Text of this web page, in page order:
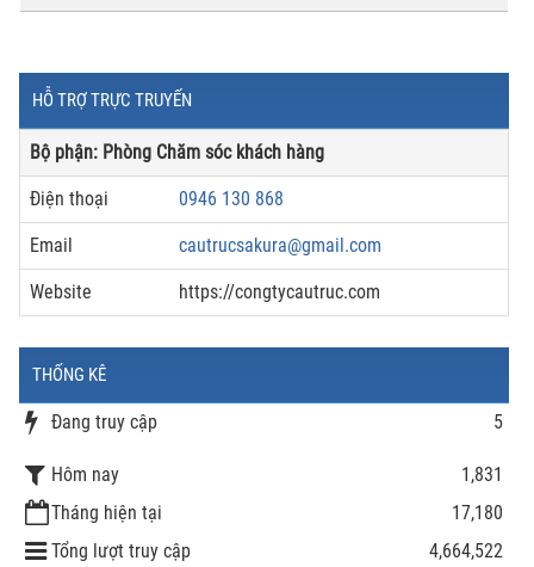
HỖ TRỢ TRỰC TRUYẾN
Bộ phận: Phòng Chăm sóc khách hàng
Điện thoại 0946 130 868
Email cautrucsakura@gmail.com
Website https://congtycautruc.com
THỐNG KÊ
Đang truy cập 5
Hôm nay
1,831
Tháng hiện tại
17,180
Tổng lượt truy cập
4,664,522